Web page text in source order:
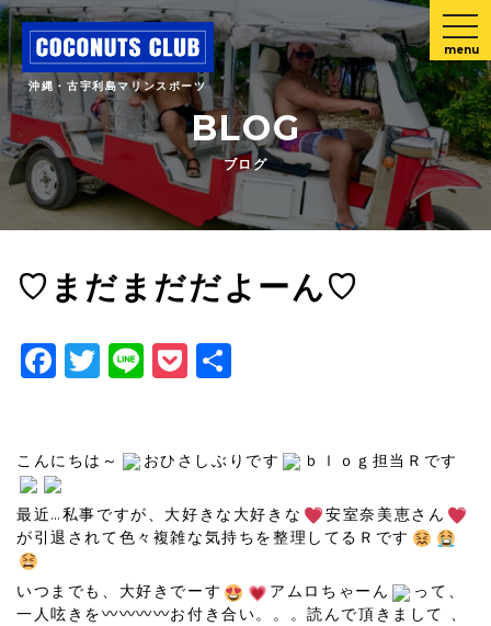
沖縄・古宇利島マリンスポーツ
menu
BLOG
ブログ
♡まだまだだよーん♡
Facebook
Twitter
LinePocket
こんにちは～ おひさしぶりです ｂｌｏｇ担当Ｒです
最近…私事ですが、大好きな大好きな
安室奈美恵さん
が引退されて色々複雑な気持ちを整理してるＲです
いつまでも、大好きでーす アムロちゃーん
って、
一人呟きを〰〰〰〰お付き合い。。。読んで頂きまして 、